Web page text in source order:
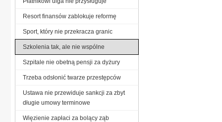
Resort finansów zablokuje reformę
Sport, który nie przekracza granic
Szkolenia tak, ale nie wspólne
Szpitale nie obetną pensji za dyżury
Trzeba odsłonić twarze przestępców
Ustawa nie przewiduje sankcji za zbyt
długie umowy terminowe
Więzienie zapłaci za bolący ząb